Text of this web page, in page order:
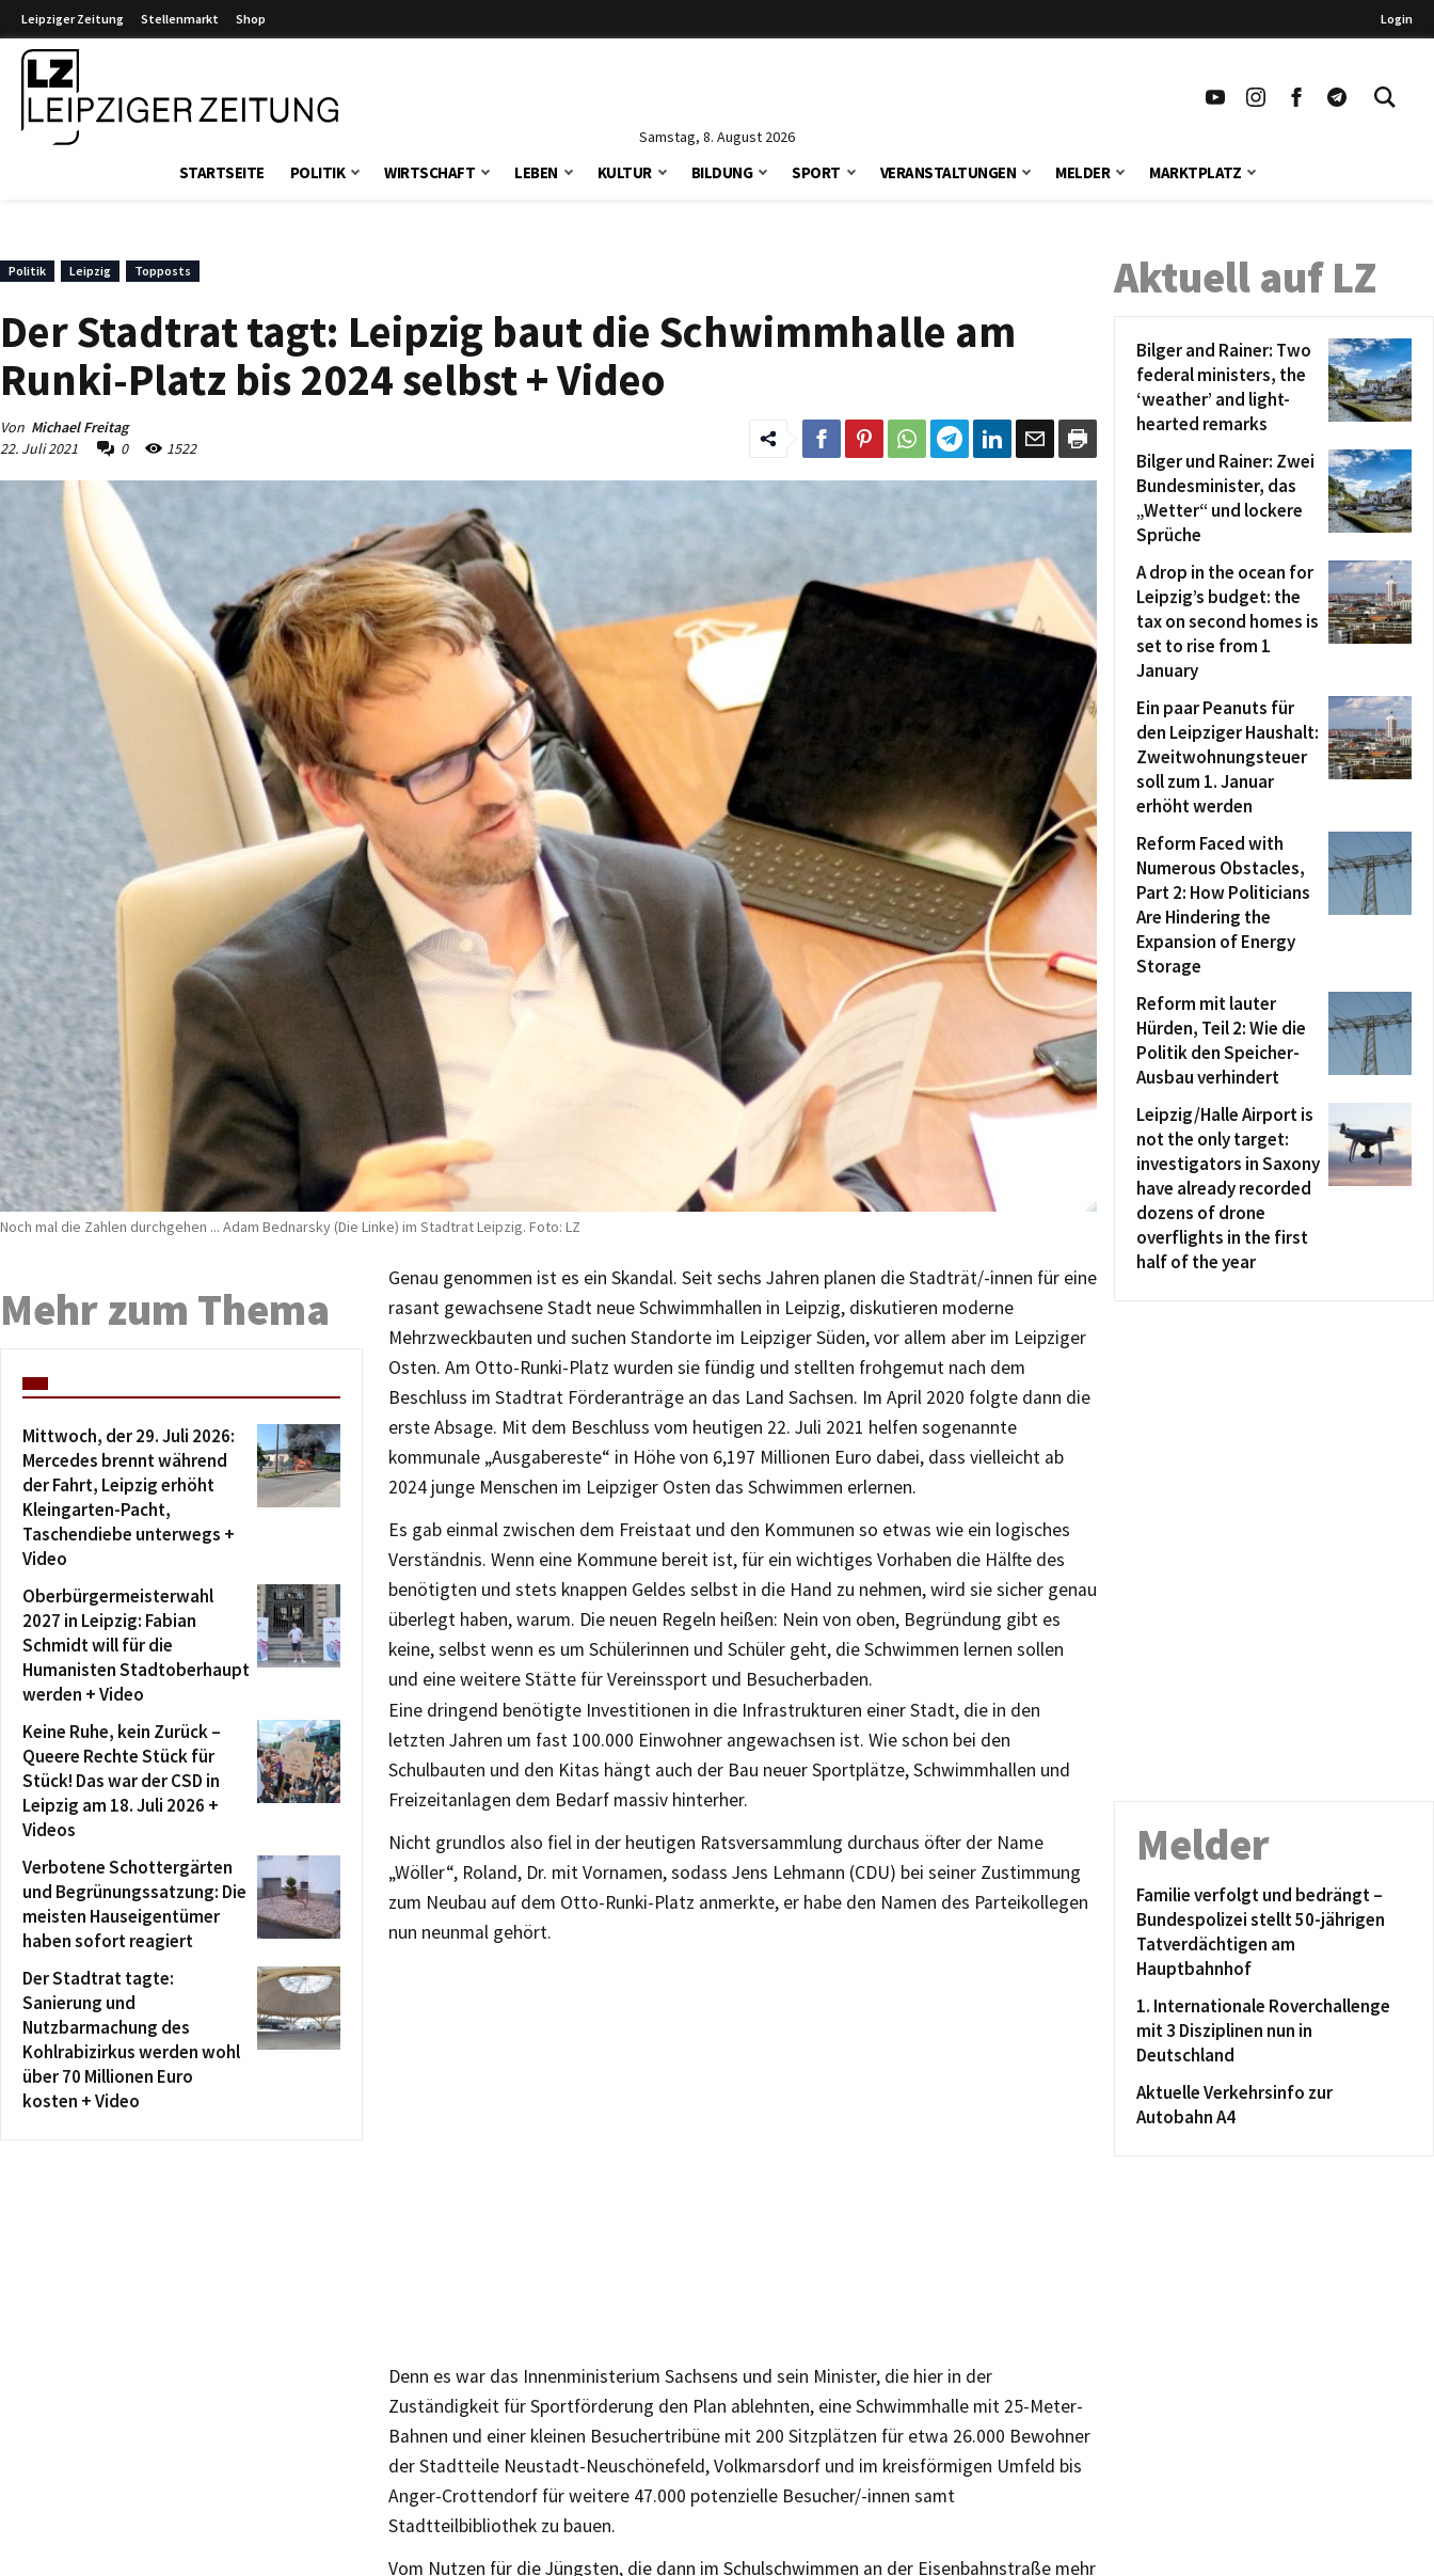
Leipziger Zeitung Stellenmarkt Shop Login
Samstag, 8. August 2026
STARTSEITE POLITIK WIRTSCHAFT LEBEN KULTUR BILDUNG SPORT VERANSTALTUNGEN MELDER MARKTPLATZ
Politik Leipzig Topposts
Der Stadtrat tagt: Leipzig baut die Schwimmhalle am
Runki-Platz bis 2024 selbst + Video
Von Michael Freitag
22. Juli 2021
0 1522
Noch mal die Zahlen durchgehen ... Adam Bednarsky (Die Linke) im Stadtrat Leipzig. Foto: LZ
Genau genommen ist es ein Skandal. Seit sechs Jahren planen die Stadträt/-innen für eine
rasant gewachsene Stadt neue Schwimmhallen in Leipzig, diskutieren moderne
Mehrzweckbauten und suchen Standorte im Leipziger Süden, vor allem aber im Leipziger
Osten. Am Otto-Runki-Platz wurden sie fündig und stellten frohgemut nach dem
Beschluss im Stadtrat Förderanträge an das Land Sachsen. Im April 2020 folgte dann die
erste Absage. Mit dem Beschluss vom heutigen 22. Juli 2021 helfen sogenannte
kommunale „Ausgabereste“ in Höhe von 6,197 Millionen Euro dabei, dass vielleicht ab
2024 junge Menschen im Leipziger Osten das Schwimmen erlernen.
Es gab einmal zwischen dem Freistaat und den Kommunen so etwas wie ein logisches
Verständnis. Wenn eine Kommune bereit ist, für ein wichtiges Vorhaben die Hälfte des
benötigten und stets knappen Geldes selbst in die Hand zu nehmen, wird sie sicher genau
überlegt haben, warum. Die neuen Regeln heißen: Nein von oben, Begründung gibt es
keine, selbst wenn es um Schülerinnen und Schüler geht, die Schwimmen lernen sollen
und eine weitere Stätte für Vereinssport und Besucherbaden.
Eine dringend benötigte Investitionen in die Infrastrukturen einer Stadt, die in den
letzten Jahren um fast 100.000 Einwohner angewachsen ist. Wie schon bei den
Schulbauten und den Kitas hängt auch der Bau neuer Sportplätze, Schwimmhallen und
Freizeitanlagen dem Bedarf massiv hinterher.
Nicht grundlos also fiel in der heutigen Ratsversammlung durchaus öfter der Name
„Wöller“, Roland, Dr. mit Vornamen, sodass Jens Lehmann (CDU) bei seiner Zustimmung
zum Neubau auf dem Otto-Runki-Platz anmerkte, er habe den Namen des Parteikollegen
nun neunmal gehört.
Denn es war das Innenministerium Sachsens und sein Minister, die hier in der
Zuständigkeit für Sportförderung den Plan ablehnten, eine Schwimmhalle mit 25-Meter-
Bahnen und einer kleinen Besuchertribüne mit 200 Sitzplätzen für etwa 26.000 Bewohner
der Stadtteile Neustadt-Neuschönefeld, Volkmarsdorf und im kreisförmigen Umfeld bis
Anger-Crottendorf für weitere 47.000 potenzielle Besucher/-innen samt
Stadtteilbibliothek zu bauen.
Vom Nutzen für die Jüngsten, die dann im Schulschwimmen an der Eisenbahnstraße mehr
Mehr zum Thema
Mittwoch, der 29. Juli 2026:
Mercedes brennt während
der Fahrt, Leipzig erhöht
Kleingarten-Pacht,
Taschendiebe unterwegs +
Video
Oberbürgermeisterwahl
2027 in Leipzig: Fabian
Schmidt will für die
Humanisten Stadtoberhaupt
werden + Video
Keine Ruhe, kein Zurück –
Queere Rechte Stück für
Stück! Das war der CSD in
Leipzig am 18. Juli 2026 +
Videos
Verbotene Schottergärten
und Begrünungssatzung: Die
meisten Hauseigentümer
haben sofort reagiert
Der Stadtrat tagte:
Sanierung und
Nutzbarmachung des
Kohlrabizirkus werden wohl
über 70 Millionen Euro
kosten + Video
Aktuell auf LZ
Bilger and Rainer: Two
federal ministers, the
‘weather’ and light-
hearted remarks
Bilger und Rainer: Zwei
Bundesminister, das
„Wetter“ und lockere
Sprüche
A drop in the ocean for
Leipzig’s budget: the
tax on second homes is
set to rise from 1
January
Ein paar Peanuts für
den Leipziger Haushalt:
Zweitwohnungsteuer
soll zum 1. Januar
erhöht werden
Reform Faced with
Numerous Obstacles,
Part 2: How Politicians
Are Hindering the
Expansion of Energy
Storage
Reform mit lauter
Hürden, Teil 2: Wie die
Politik den Speicher-
Ausbau verhindert
Leipzig/Halle Airport is
not the only target:
investigators in Saxony
have already recorded
dozens of drone
overflights in the first
half of the year
Melder
Familie verfolgt und bedrängt –
Bundespolizei stellt 50-jährigen
Tatverdächtigen am
Hauptbahnhof
1. Internationale Roverchallenge
mit 3 Disziplinen nun in
Deutschland
Aktuelle Verkehrsinfo zur
Autobahn A4